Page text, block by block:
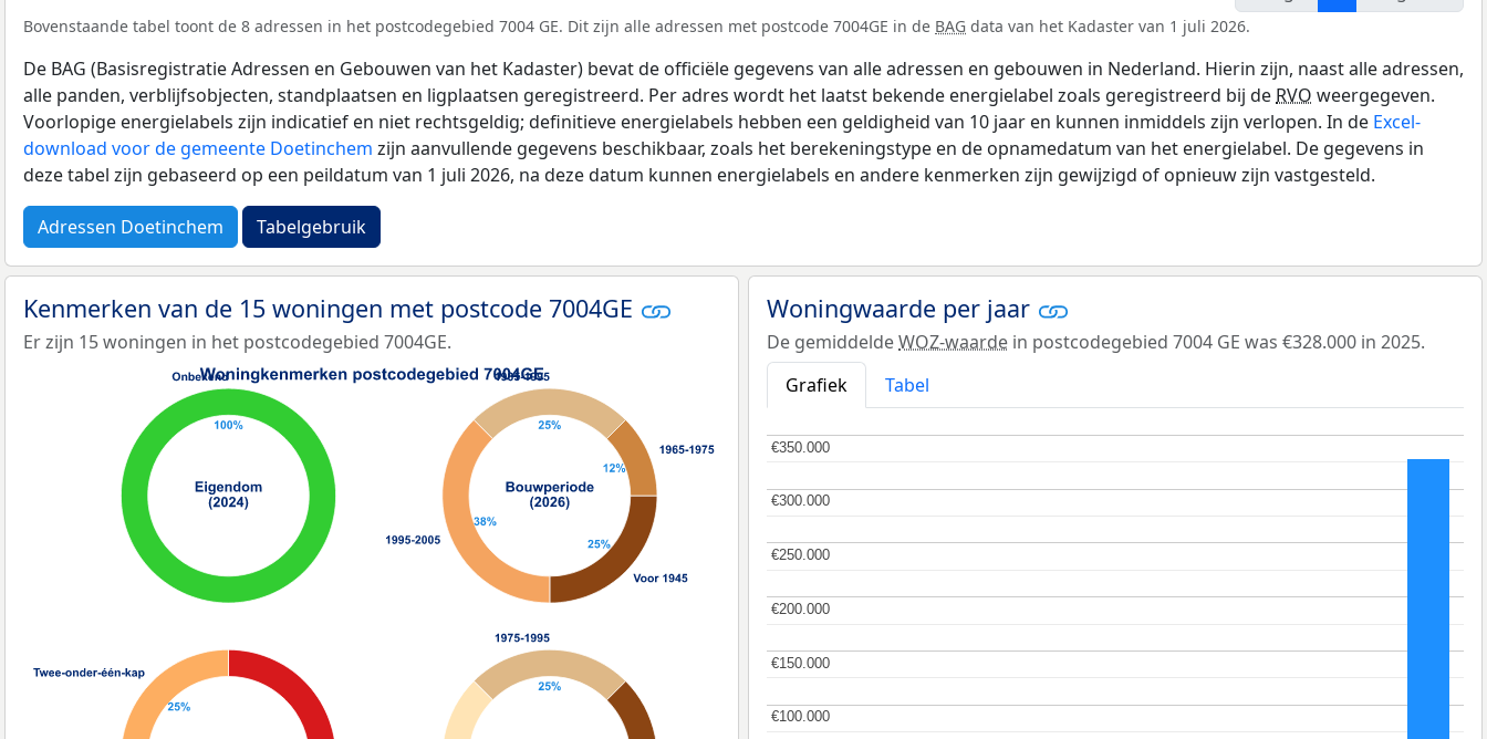
Bovenstaande tabel toont de 8 adressen in het postcodegebied 7004 GE. Dit zijn alle adressen met postcode 7004GE in de BAG data van het Kadaster van 1 juli 2026.
De BAG (Basisregistratie Adressen en Gebouwen van het Kadaster) bevat de officiële gegevens van alle adressen en gebouwen in Nederland. Hierin zijn, naast alle adressen,
alle panden, verblijfsobjecten, standplaatsen en ligplaatsen geregistreerd. Per adres wordt het laatst bekende energielabel zoals geregistreerd bij de RVO weergegeven.
Voorlopige energielabels zijn indicatief en niet rechtsgeldig; definitieve energielabels hebben een geldigheid van 10 jaar en kunnen inmiddels zijn verlopen. In de Excel-
download voor de gemeente Doetinchem zijn aanvullende gegevens beschikbaar, zoals het berekeningstype en de opnamedatum van het energielabel. De gegevens in
deze tabel zijn gebaseerd op een peildatum van 1 juli 2026, na deze datum kunnen energielabels en andere kenmerken zijn gewijzigd of opnieuw zijn vastgesteld.
Adressen Doetinchem Tabelgebruik
Kenmerken van de 15 woningen met postcode 7004GE
Er zijn 15 woningen in het postcodegebied 7004GE.
Woningwaarde per jaar
De gemiddeldeWOZ-waarde in postcodegebied 7004 GE was €328.000 in 2025.
Grafiek
Tabel
€100.000
€100.000
€150.000
€150.000
€200.000
€200.000
€250.000
€250.000
€300.000
€300.000
€350.000
€350.000